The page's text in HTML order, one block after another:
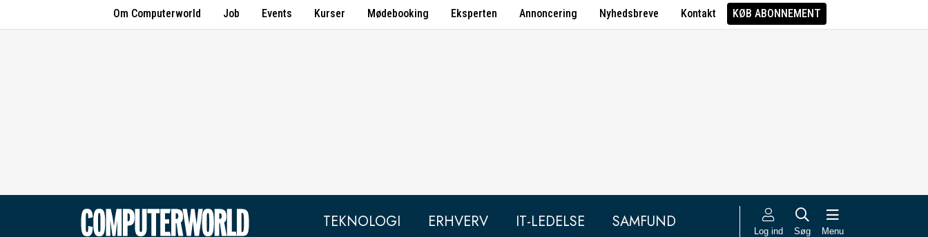
Om Computerworld Job Events Kurser Mødebooking Eksperten Annoncering Nyhedsbreve Kontakt KØB ABONNEMENT
TEKNOLOGI ERHVERV IT-LEDELSE SAMFUND Log ind Søg Menu